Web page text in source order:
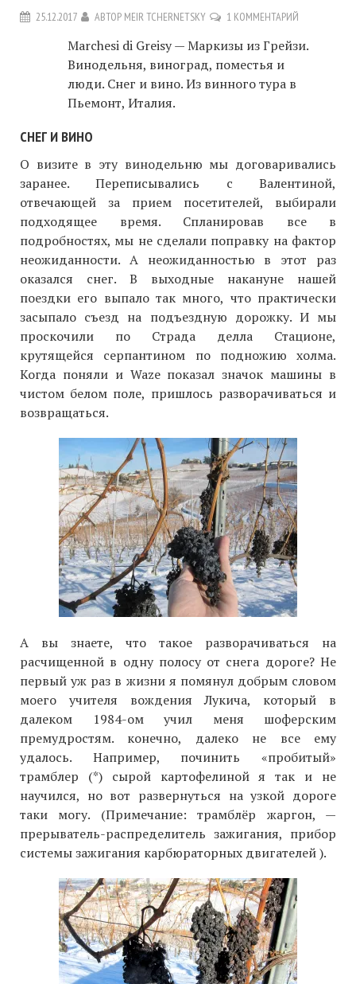
25.12.2017 АВТОР MEIR TCHERNETSKY 1 КОММЕНТАРИЙ
Marchesi di Greisy — Маркизы из Грейзи.
Винодельня, виноград, поместья и
люди. Снег и вино. Из винного тура в
Пьемонт, Италия.
СНЕГ И ВИНО
О визите в эту винодельню мы договаривались
заранее. Переписывались с Валентиной,
отвечающей за прием посетителей, выбирали
подходящее время. Спланировав все в
подробностях, мы не сделали поправку на фактор
неожиданности. А неожиданностью в этот раз
оказался снег. В выходные накануне нашей
поездки его выпало так много, что практически
засыпало съезд на подъездную дорожку. И мы
проскочили по Страда делла Стационе,
крутящейся серпантином по подножию холма.
Когда поняли и Waze показал значок машины в
чистом белом поле, пришлось разворачиваться и
возвращаться.
А вы знаете, что такое разворачиваться на
расчищенной в одну полосу от снега дороге? Не
первый уж раз в жизни я помянул добрым словом
моего учителя вождения Лукича, который в
далеком 1984-ом учил меня шоферским
премудростям. конечно, далеко не все ему
удалось. Например, починить «пробитый»
трамблер (*) сырой картофелиной я так и не
научился, но вот развернуться на узкой дороге
таки могу. (Примечание: трамблёр жаргон, —
прерыватель-распределитель зажигания, прибор
системы зажигания карбюраторных двигателей ).